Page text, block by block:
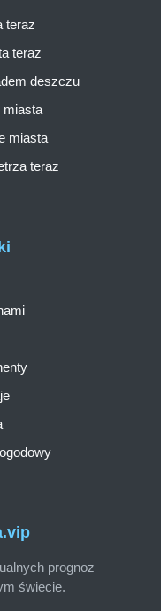
prognoz
świecie.
teraz
teraz
deszczu
miasta
miasta
teraz